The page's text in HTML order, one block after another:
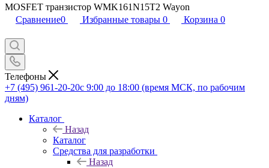
MOSFET транзистор WMK161N15T2 Wayon
Сравнение0 Избранные товары 0 Корзина 0
Телефоны
+7 (495) 961-20-20с 9:00 до 18:00 (время МСК, по рабочим
дням)
Каталог
Назад
Каталог
Средства для разработки
Назад